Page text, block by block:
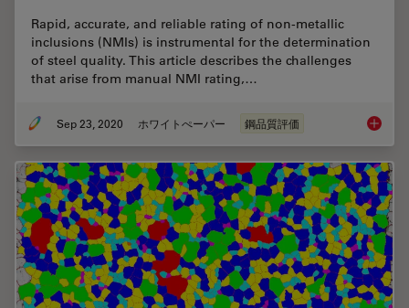
Rapid, accurate, and reliable rating of non-metallic
inclusions (NMIs) is instrumental for the determination
of steel quality. This article describes the challenges
that arise from manual NMI rating,…
Sep 23, 2020 ホワイトぺーパー 鋼品質評価